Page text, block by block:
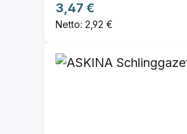
Regulärer Preis:
3,47 €
Netto: 2,92 €